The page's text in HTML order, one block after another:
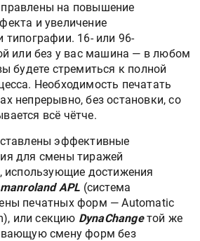
на повышение
и увеличение
типографии. 16- или 96-
или без у вас машина — в любом
будете стремиться к полной
Необходимость печатать
непрерывно, без остановки, со
всё чётче.
эффективные
для смены тиражей
использующие достижения
manroland APL (система
печатных форм — Automatic
или секцию DynaChangeтой же
смену форм без